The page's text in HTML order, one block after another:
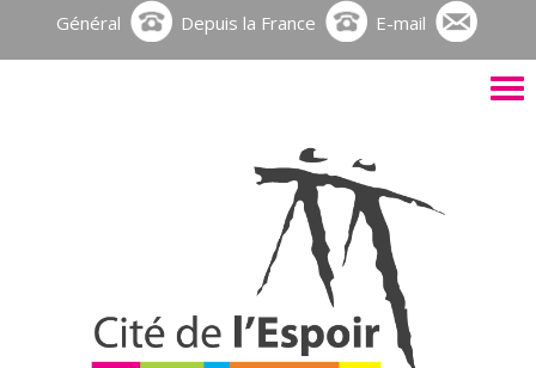
Général Depuis la France E-mail
le